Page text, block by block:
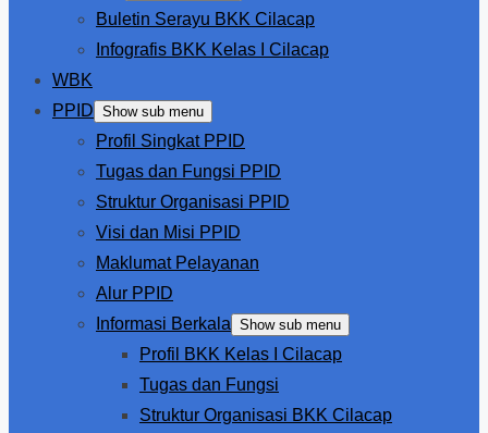
Buletin Serayu BKK Cilacap
Infografis BKK Kelas I Cilacap
WBK
PPID Show sub menu
Profil Singkat PPID
Tugas dan Fungsi PPID
Struktur Organisasi PPID
Visi dan Misi PPID
Maklumat Pelayanan
Alur PPID
Informasi Berkala Show sub menu
Profil BKK Kelas I Cilacap
Tugas dan Fungsi
Struktur Organisasi BKK Cilacap